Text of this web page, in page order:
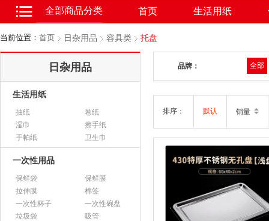
全部商品分类 首页 生活用纸
当前位置： 首页 日杂用品 容具类 托盘
日杂用品
生活用纸
抽纸
卷纸
湿巾
擦手纸
手帕纸
卫生巾
一次性用品
保鲜袋
保鲜膜
拉伸膜
棉签
一次性杯子
一次性碗盘
垃圾袋
吸管
品牌： 全部
排序： 默认 销量